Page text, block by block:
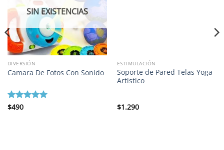
SIN EXISTENCIAS
DIVERSIÓN
Camara De Fotos Con Sonido
Valorado
$490
ESTIMULACIÓN
Soporte de Pared Telas Yoga
Artistico
$1.290